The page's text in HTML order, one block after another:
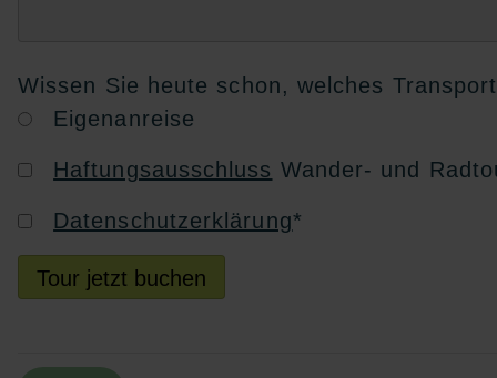
Wissen Sie heute schon, welches
Eigenanreise
Haftungsausschluss Wander- und
Datenschutzerklärung*
Tour jetzt buchen